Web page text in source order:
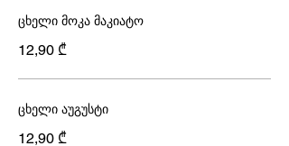
ცხელი მოკა მაკიატო
12,90 ₾
ცხელი აუგუსტი
12,90 ₾